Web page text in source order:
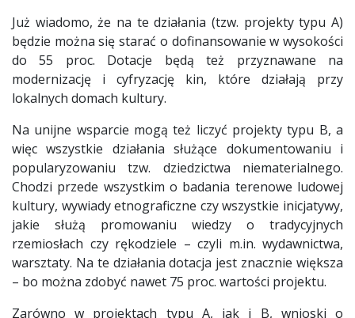
Już wiadomo, że na te działania (tzw. projekty typu A)
będzie można się starać o dofinansowanie w wysokości
do 55 proc. Dotacje będą też przyznawane na
modernizację i cyfryzację kin, które działają przy
lokalnych domach kultury.
Na unijne wsparcie mogą też liczyć projekty typu B, a
więc wszystkie działania służące dokumentowaniu i
popularyzowaniu tzw. dziedzictwa niematerialnego.
Chodzi przede wszystkim o badania terenowe ludowej
kultury, wywiady etnograficzne czy wszystkie inicjatywy,
jakie służą promowaniu wiedzy o tradycyjnych
rzemiosłach czy rękodziele – czyli m.in. wydawnictwa,
warsztaty. Na te działania dotacja jest znacznie większa
– bo można zdobyć nawet 75 proc. wartości projektu.
Zarówno w projektach typu A, jak i B, wnioski o